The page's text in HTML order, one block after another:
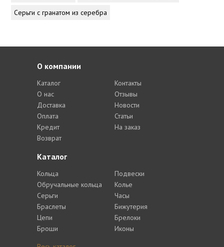
Серьги с гранатом из серебра
Каталог
Кольца
Обручальные кольца
Серьги
Браслеты
Цепи
Броши
Подвески
Колье
Часы
Бижутерия
Брелоки
Иконы
О компании
Каталог
О нас
Доставка
Оплата
Кредит
Возврат
Контакты
Отзывы
Новости
Статьи
На заказ